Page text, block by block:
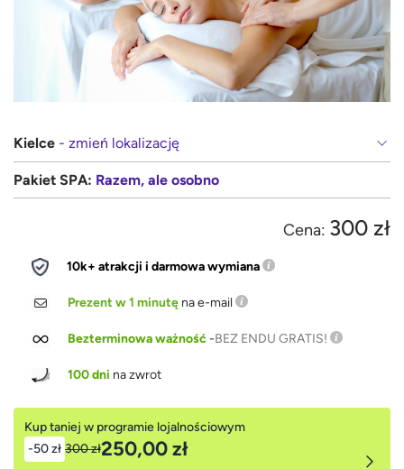
Kielce - zmień lokalizację
Pakiet SPA: Razem, ale osobno
Cena: 300 zł
10k+ atrakcji i darmowa wymiana
Prezent w 1 minutę na e-mail
Bezterminowa ważność-BEZ ENDU GRATIS!
100 dni na zwrot
Kup taniej w programie lojalnościowym
-50 zł 300 zł250,00 zł